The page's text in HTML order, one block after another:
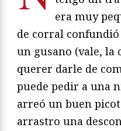
era muy
de corral
un gusano (vale, la
querer darle de
puede pedir a una
arreó un buen
arrastro una